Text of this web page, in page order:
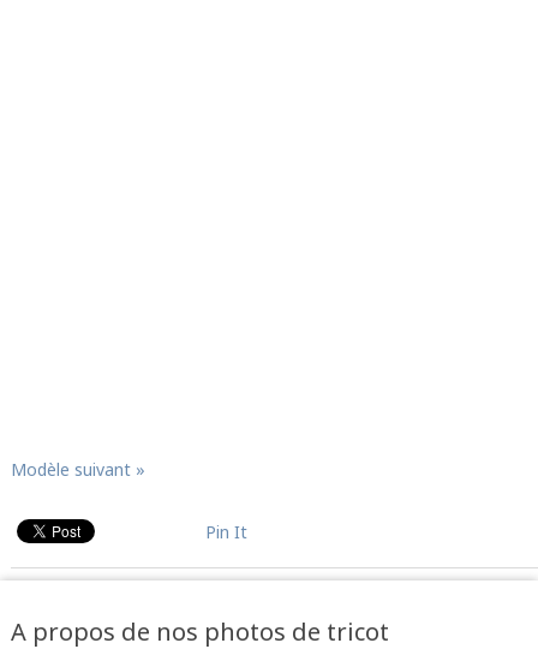
Modèle suivant »
Pin It
A propos de nos photos de tricot